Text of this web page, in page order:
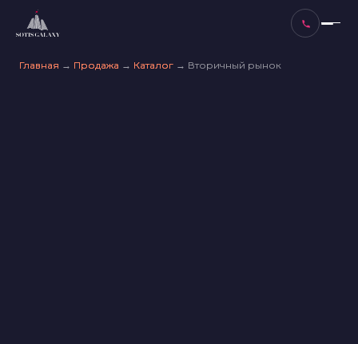
Главная → Продажа → Каталог → Вторичный рынок
Главная → Продажа → Каталог → Вторичный рынок